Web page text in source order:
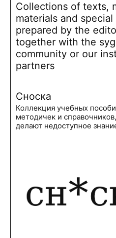
Collections of texts,
materials and
prepared by the
together with the
community or our
partners
Сноска
Коллекция учебных
методичек и
делают недоступное